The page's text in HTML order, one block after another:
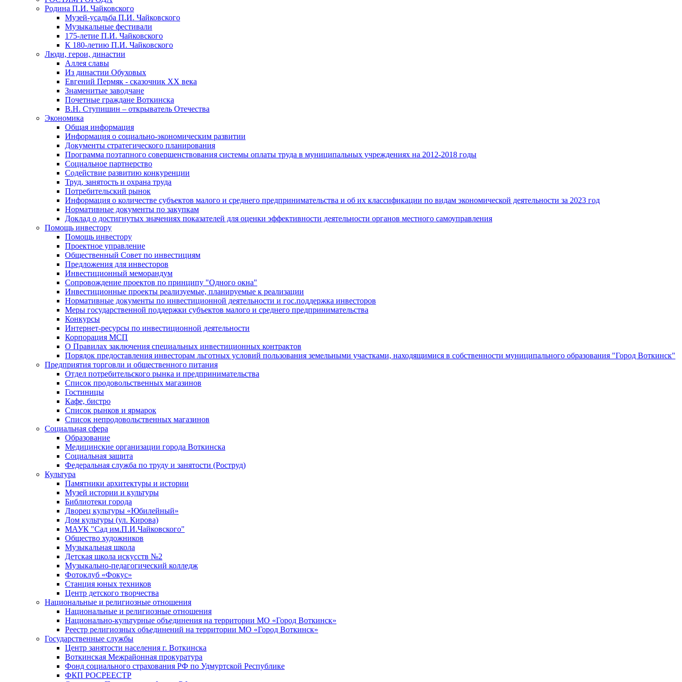
Родина П.И. Чайковского
Музей-усадьба П.И. Чайковского
Музыкальные фестивали
175-летие П.И. Чайковского
К 180-летию П.И. Чайковского
Люди, герои, династии
Аллея славы
Из династии Обуховых
Евгений Пермяк - сказочник XX века
Знаменитые заводчане
Почетные граждане Воткинска
В.Н. Ступишин – открыватель Отечества
Экономика
Общая информация
Информация о социально-экономическим развитии
Документы стратегического планирования
Программа поэтапного совершенствования системы оплаты труда в муниципальных учреждениях на 2012-2018 годы
Социальное партнерство
Содействие развитию конкуренции
Труд, занятость и охрана труда
Потребительский рынок
Информация о количестве субъектов малого и среднего предпринимательства и об их классификации по видам экономической деятельности за 2023 год
Нормативные документы по закупкам
Доклад о достигнутых значениях показателей для оценки эффективности деятельности органов местного самоуправления
Помощь инвестору
Помощь инвестору
Проектное управление
Общественный Совет по инвестициям
Предложения для инвесторов
Инвестиционный меморандум
Сопровождение проектов по принципу "Oдного окна"
Инвестиционные проекты реализуемые, планируемые к реализации
Нормативные документы по инвестиционной деятельности и гос.поддержка инвесторов
Меры государственной поддержки субъектов малого и среднего предпринимательства
Конкурсы
Интернет-ресурсы по инвестиционной деятельности
Корпорация МСП
О Правилах заключения специальных инвестиционных контрактов
Порядок предоставления инвесторам льготных условий пользования земельными участками, находящимися в собственности муниципального образования "Город Воткинск"
Предприятия торговли и общественного питания
Отдел потребительского рынка и предпринимательства
Список продовольственных магазинов
Гостиницы
Кафе, бистро
Cписок рынков и ярмарок
Список непродовольственных магазинов
Социальная сфера
Образование
Медицинские организации города Воткинска
Социальная защита
Федеральная служба по труду и занятости (Роструд)
Культура
Памятники архитектуры и истории
Музей истории и культуры
Библиотеки города
Дворец культуры «Юбилейный»
Дом культуры (ул. Кирова)
МАУК "Сад им.П.И.Чайковского"
Общество художников
Музыкальная школа
Детская школа искусств №2
Музыкально-педагогический колледж
Фотоклуб «Фокус»
Станция юных техников
Центр детского творчества
Национальные и религиозные отношения
Национальные и религиозные отношения
Национально-культурные объединения на территории МО «Город Воткинск»
Реестр религиозных объединений на территории МО «Город Воткинск»
Государственные службы
Центр занятости населения г. Воткинска
Воткинская Межрайонная прокуратура
Фонд социального страхования РФ по Удмуртской Республике
ФКП РОСРЕЕСТР